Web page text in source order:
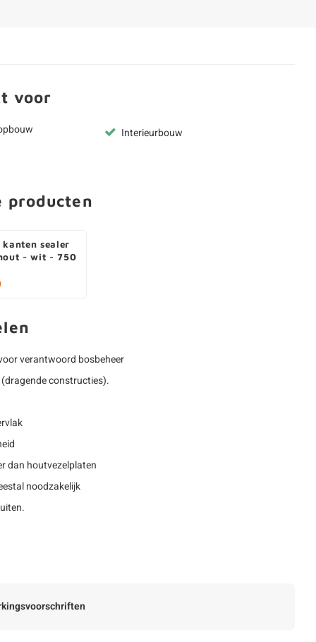
voor
Interieurbouw
producten
kanten sealer
- wit - 750
verantwoord bosbeheer
constructies).
dan houtvezelplaten
noodzakelijk